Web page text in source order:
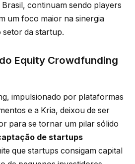
Brasil, continuam sendo players
um foco maior na sinergia
setor da startup.
Equity Crowdfunding
impulsionado por plataformas
e a Kria, deixou de ser
para se tornar um pilar sólido
de startups
que startups consigam capital